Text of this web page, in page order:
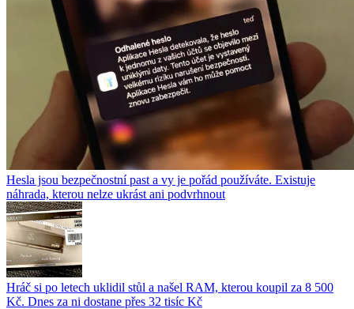
Hesla jsou bezpečnostní past a vy je pořád používáte. Existuje
náhrada, kterou nelze ukrást ani podvrhnout
Hráč si po letech uklidil stůl a našel RAM, kterou koupil za 8 500
Kč. Dnes za ni dostane přes 32 tisíc Kč